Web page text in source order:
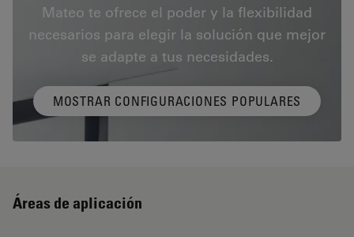
Mateo te ofrece el poder y la flexibilidad
necesarios para elegir la solución que mejor
se adapte a tus necesidades.
MOSTRAR CONFIGURACIONES POPULARES
Áreas de aplicación